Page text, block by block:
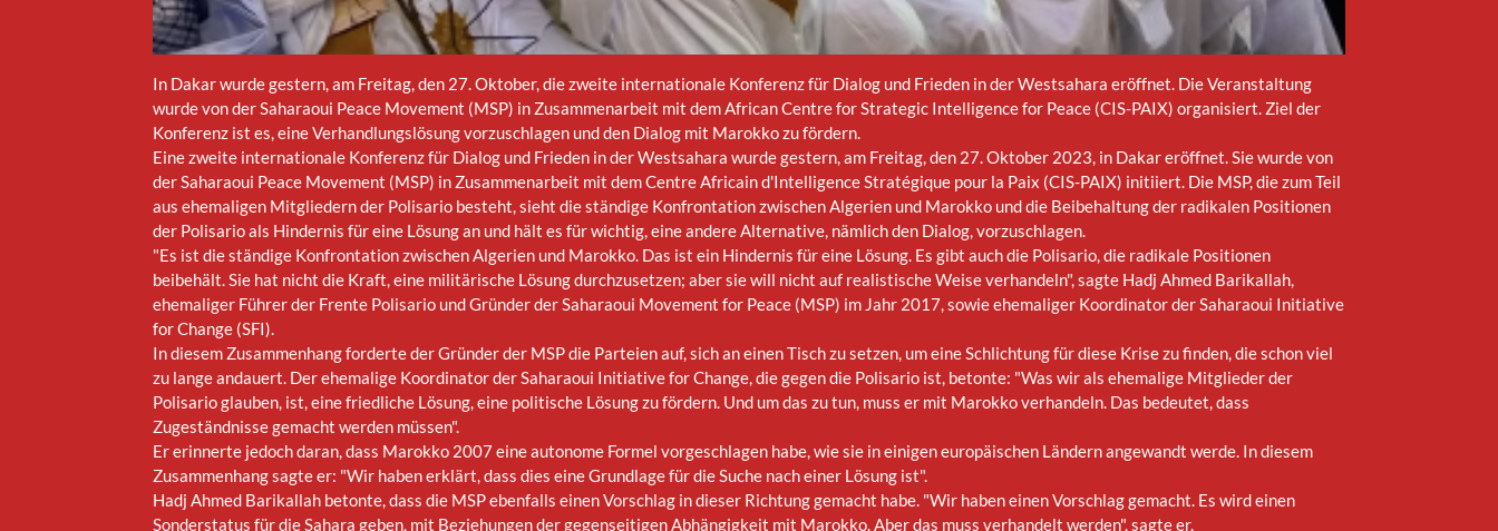
In Dakar wurde gestern, am Freitag, den 27. Oktober, die zweite internationale Konferenz für Dialog und Frieden in der Westsahara eröffnet. Die Veranstaltung
wurde von der Saharaoui Peace Movement (MSP) in Zusammenarbeit mit dem African Centre for Strategic Intelligence for Peace (CIS-PAIX) organisiert. Ziel der
Konferenz ist es, eine Verhandlungslösung vorzuschlagen und den Dialog mit Marokko zu fördern.
Eine zweite internationale Konferenz für Dialog und Frieden in der Westsahara wurde gestern, am Freitag, den 27. Oktober 2023, in Dakar eröffnet. Sie wurde von
der Saharaoui Peace Movement (MSP) in Zusammenarbeit mit dem Centre Africain d'Intelligence Stratégique pour la Paix (CIS-PAIX) initiiert. Die MSP, die zum Teil
aus ehemaligen Mitgliedern der Polisario besteht, sieht die ständige Konfrontation zwischen Algerien und Marokko und die Beibehaltung der radikalen Positionen
der Polisario als Hindernis für eine Lösung an und hält es für wichtig, eine andere Alternative, nämlich den Dialog, vorzuschlagen.
"Es ist die ständige Konfrontation zwischen Algerien und Marokko. Das ist ein Hindernis für eine Lösung. Es gibt auch die Polisario, die radikale Positionen
beibehält. Sie hat nicht die Kraft, eine militärische Lösung durchzusetzen; aber sie will nicht auf realistische Weise verhandeln", sagte Hadj Ahmed Barikallah,
ehemaliger Führer der Frente Polisario und Gründer der Saharaoui Movement for Peace (MSP) im Jahr 2017, sowie ehemaliger Koordinator der Saharaoui Initiative
for Change (SFI).
In diesem Zusammenhang forderte der Gründer der MSP die Parteien auf, sich an einen Tisch zu setzen, um eine Schlichtung für diese Krise zu finden, die schon viel
zu lange andauert. Der ehemalige Koordinator der Saharaoui Initiative for Change, die gegen die Polisario ist, betonte: "Was wir als ehemalige Mitglieder der
Polisario glauben, ist, eine friedliche Lösung, eine politische Lösung zu fördern. Und um das zu tun, muss er mit Marokko verhandeln. Das bedeutet, dass
Zugeständnisse gemacht werden müssen".
Er erinnerte jedoch daran, dass Marokko 2007 eine autonome Formel vorgeschlagen habe, wie sie in einigen europäischen Ländern angewandt werde. In diesem
Zusammenhang sagte er: "Wir haben erklärt, dass dies eine Grundlage für die Suche nach einer Lösung ist".
Hadj Ahmed Barikallah betonte, dass die MSP ebenfalls einen Vorschlag in dieser Richtung gemacht habe. "Wir haben einen Vorschlag gemacht. Es wird einen
Sonderstatus für die Sahara geben, mit Beziehungen der gegenseitigen Abhängigkeit mit Marokko. Aber das muss verhandelt werden", sagte er.